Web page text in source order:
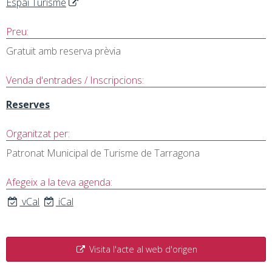
Espai Turisme
Preu:
Gratuït amb reserva prèvia
Venda d'entrades / Inscripcions:
Reserves
Organitzat per:
Patronat Municipal de Turisme de Tarragona
Afegeix a la teva agenda:
vCal
iCal
Visita l'acte al web d'origen